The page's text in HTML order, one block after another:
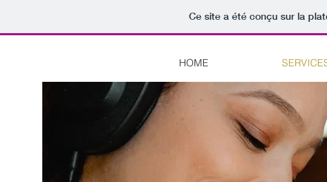
Ce site a été conçu sur la
HOME